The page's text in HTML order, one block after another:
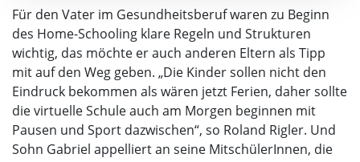
Für den Vater im Gesundheitsberuf waren zu Beginn
des Home-Schooling klare Regeln und Strukturen
wichtig, das möchte er auch anderen Eltern als Tipp
mit auf den Weg geben. „Die Kinder sollen nicht den
Eindruck bekommen als wären jetzt Ferien, daher sollte
die virtuelle Schule auch am Morgen beginnen mit
Pausen und Sport dazwischen“, so Roland Rigler. Und
Sohn Gabriel appelliert an seine MitschülerInnen, die